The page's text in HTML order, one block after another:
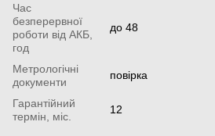
Час
безперервної
роботи від АКБ,
год
до 48
Метрологічні
документи
повірка
Гарантійний
термін, міс.
12